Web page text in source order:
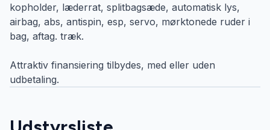
kopholder, læderrat, splitbagsæde, automatisk lys,
airbag, abs, antispin, esp, servo, mørktonede ruder i
bag, aftag. træk.
Attraktiv finansiering tilbydes, med eller uden
udbetaling.